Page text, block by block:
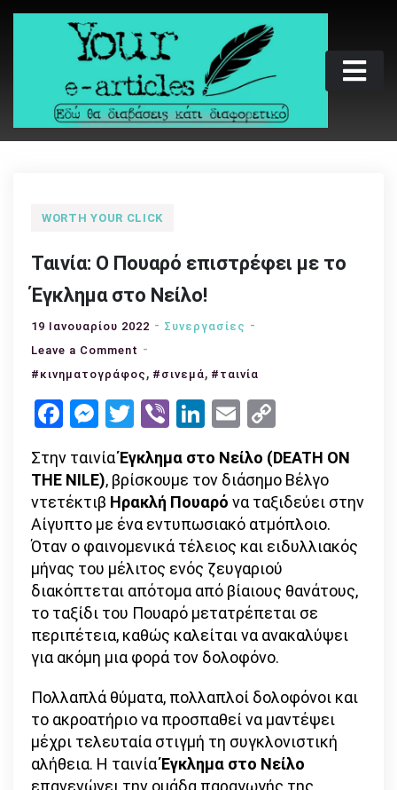
Skip
Your e-articles
Εδώ θα διαβάσεις κάτι διαφορετικό
WORTH YOUR CLICK
Ταινία: Ο Πουαρό επιστρέφει με το
Έγκλημα στο Νείλο!
19 Ιανουαρίου 2022
Συνεργασίες
Leave a Comment on
Ταινία:
Πουαρό
με
το
Έγκλημα
στο
Νείλο!
#κινηματογράφος , #σινεμά, #ταινία
Facebook
Messenger
Twitter
ViberLinkedIn
Email
Στην ταινίαΈγκλημα στο Νείλο (DEATH ON
THE NILE), βρίσκουμε τον διάσημο Βέλγο
ντετέκτιβ Ηρακλή Πουαρό να ταξιδεύει στην
Αίγυπτο με ένα εντυπωσιακό ατμόπλοιο.
Όταν ο φαινομενικά τέλειος και ειδυλλιακός
μήνας του μέλιτος ενός ζευγαριού
διακόπτεται απότομα από βίαιους θανάτους,
το ταξίδι του Πουαρό μετατρέπεται σε
περιπέτεια, καθώς καλείται να ανακαλύψει
για ακόμη μια φορά τον δολοφόνο.
Πολλαπλά θύματα, πολλαπλοί δολοφόνοι και
το ακροατήριο να προσπαθεί να μαντέψει
μέχρι τελευταία στιγμή τη συγκλονιστική
αλήθεια. Η ταινίαΈγκλημα στο Νείλο